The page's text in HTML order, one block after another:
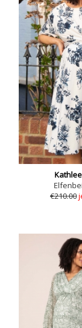
€210.00